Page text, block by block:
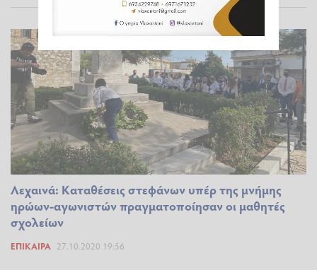
Λεχαινά: Καταθέσεις στεφάνων υπέρ της μνήμης
ηρώων-αγωνιστών πραγματοποίησαν οι μαθητές
σχολείων
ΕΠΊΚΑΙΡΑ 27.10.2020 19:56